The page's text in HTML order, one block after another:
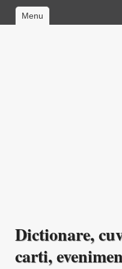
Menu
Dictionare,
carti,